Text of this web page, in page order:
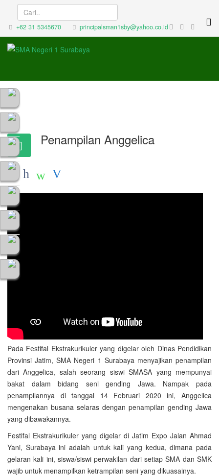
+62 31 5345670 principalsman1sby@yahoo.co.id
Penampilan Anggelica
Pada Festifal Ekstrakurikuler yang digelar oleh Dinas Pendidikan
Provinsi Jatim, SMA Negeri 1 Surabaya menyajikan penampilan
dari Anggelica, salah seorang siswi SMASA yang mempunyai
bakat dalam bidang seni gending Jawa. Nampak pada
penampilannya di tanggal 14 Februari 2020 ini, Anggelica
mengenakan busana selaras dengan penampilan gending Jawa
yang dibawakannya.
Festifal Ekstrakurikuler yang digelar di Jatim Expo Jalan Ahmad
Yani, Surabaya ini adalah untuk kali yang kedua, dimana pada
gelaran kali ini, siswa/siswi perwakilan dari setiap SMA dan SMK
wajib untuk menampilkan ketrampilan seni yang dikuasainya.